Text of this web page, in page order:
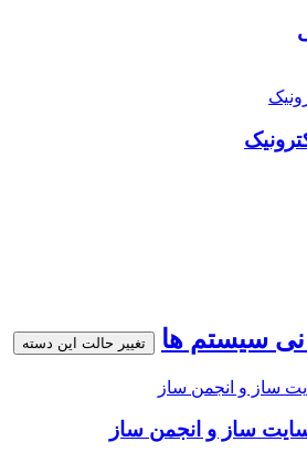
سیستم ها تغییر حالت این دسته
ساز و انجمن ساز
ساز و انجمن ساز